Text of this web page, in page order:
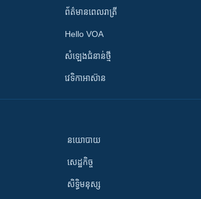
ព័ត៌មាន​​ពេល​រាត្រី
Hello VOA
សំឡេង​ជំនាន់​ថ្មី
វេទិកា​អាស៊ាន
នយោបាយ
សេដ្ឋកិច្ច
សិទ្ធិមនុស្ស